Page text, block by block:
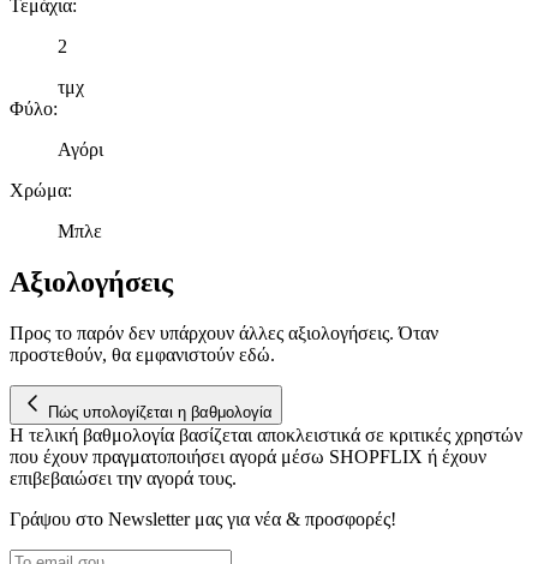
μας και την ανάπτυξη προϊόντων. Επίσης, κοινοποιούμε
τοποθεσίας μας στους συνεργάτες μέσων κοινωνικής
δικτύωσης, διαφημίσεων και ανάλυσης.
Τεμάχια:
2
τμχ
Φύλο:
Αγόρι
Χρώμα:
Μπλε
Αξιολογήσεις
Προς το παρόν δεν υπάρχουν άλλες αξιολογήσεις. Όταν
προστεθούν, θα εμφανιστούν εδώ.
Πώς υπολογίζεται η βαθμολογία
Η τελική βαθμολογία βασίζεται αποκλειστικά σε κριτικές χρηστών
που έχουν πραγματοποιήσει αγορά μέσω SHOPFLIX ή έχουν
επιβεβαιώσει την αγορά τους.
Γράψου στο Νewsletter μας για νέα & προσφορές!